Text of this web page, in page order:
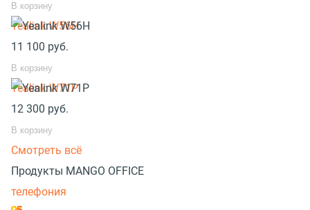
В корзину
Yealink W56H
11 100 руб.
В корзину
Yealink W71P
12 300 руб.
В корзину
Смотреть всё
Продукты MANGO OFFICE
телефония